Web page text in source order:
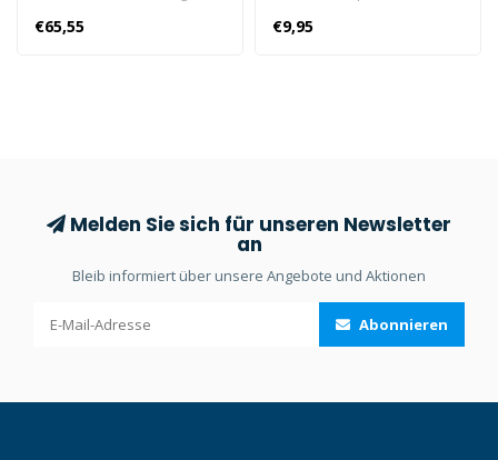
warm temperierten
Gewässern hält dich der K2
€65,55
Wasser im Ohr schnell
auszutrocknen. Kann zum
verstopfte Ohren durch
Wasser.
€9,95
Melden Sie sich für unseren Newsletter
an
Bleib informiert über unsere Angebote und Aktionen
Abonnieren